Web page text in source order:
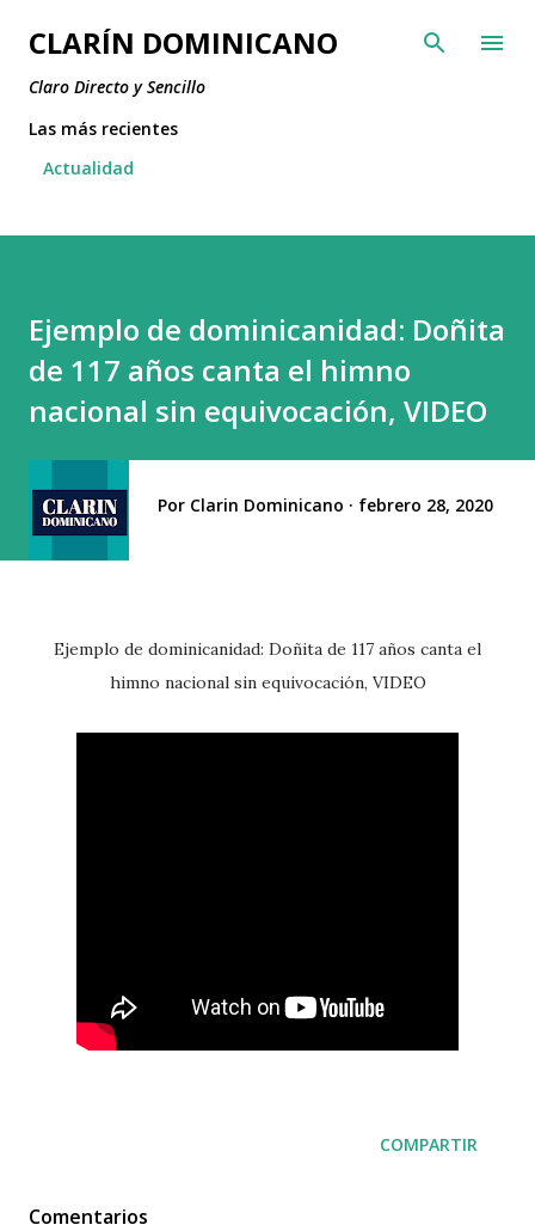
Ir al contenido principal
CLARÍN DOMINICANO
Claro Directo y Sencillo
Las más recientes
Actualidad
Ejemplo de dominicanidad: Doñita
de 117 años canta el himno
nacional sin equivocación, VIDEO
Por Clarin Dominicano febrero 28, 2020
Ejemplo de dominicanidad: Doñita de 117 años canta el
himno nacional sin equivocación, VIDEO
COMPARTIR
Comentarios